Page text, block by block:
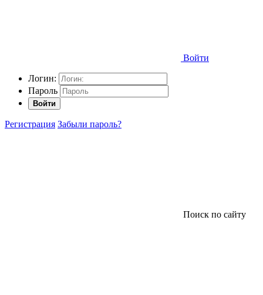
Войти
Логин:
Пароль
Войти
Регистрация Забыли пароль?
Поиск по сайту